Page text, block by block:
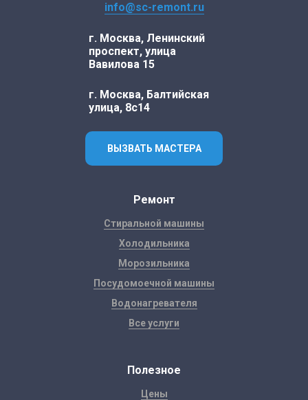
info@sc-remont.ru
г. Москва, Ленинский
проспект, улица
Вавилова 15
г. Москва, Балтийская
улица, 8с14
ВЫЗВАТЬ МАСТЕРА
Ремонт
Стиральной машины
Холодильника
Морозильника
Посудомоечной машины
Водонагревателя
Все услуги
Полезное
Цены